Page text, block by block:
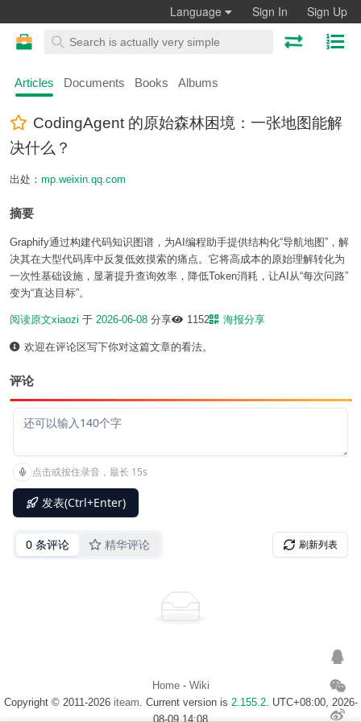
Language Sign In Sign Up
Articles Documents Books Albums
CodingAgent 的原始森林困境：一张地图能解
决什么？
出处： mp.weixin.qq.com
摘要
Graphify通过构建代码知识图谱，为AI编程助手提供结构化“导航地图”，解
决其在大型代码库中反复低效摸索的痛点。它将高成本的原始理解转化为
一次性基础设施，显著提升查询效率，降低Token消耗，让AI从“每次问路”
变为“直达目标”。
阅读原文xiaozi 于 2026-06-08 分享 1152 海报分享
欢迎在评论区写下你对这篇文章的看法。
评论
Home- Wiki
Copyright © 2011-2026 iteam. Current version is 2.155.2. UTC+08:00, 2026-
08-09 14:08